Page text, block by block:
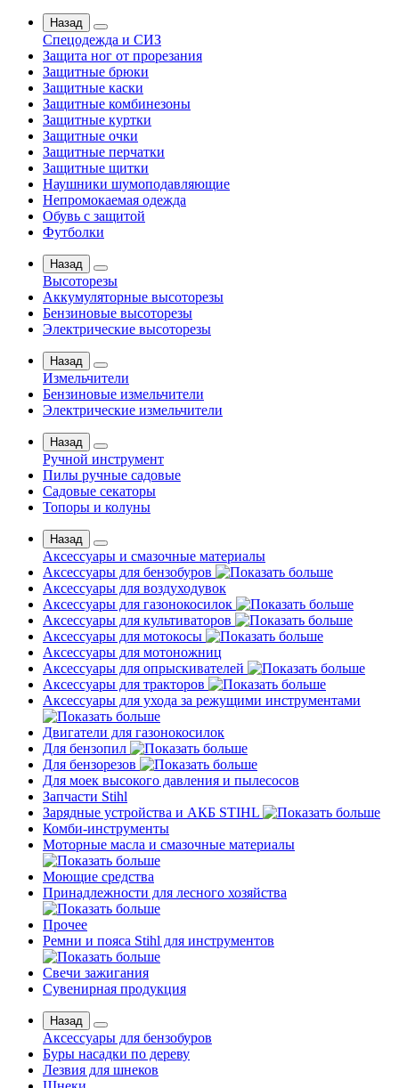
Назад
Спецодежда и СИЗ
Защита ног от прорезания
Защитные брюки
Защитные каски
Защитные комбинезоны
Защитные куртки
Защитные очки
Защитные перчатки
Защитные щитки
Наушники шумоподавляющие
Непромокаемая одежда
Обувь с защитой
Футболки
Назад
Высоторезы
Аккумуляторные высоторезы
Бензиновые высоторезы
Электрические высоторезы
Назад
Измельчители
Бензиновые измельчители
Электрические измельчители
Назад
Ручной инструмент
Пилы ручные садовые
Садовые секаторы
Топоры и колуны
Назад
Аксессуары и смазочные материалы
Аксессуары для бензобуров
Аксессуары для воздуходувок
Аксессуары для газонокосилок
Аксессуары для культиваторов
Аксессуары для мотокосы
Аксессуары для мотоножниц
Аксессуары для опрыскивателей
Аксессуары для тракторов
Аксессуары для ухода за режущими инструментами
Двигатели для газонокосилок
Для бензопил
Для бензорезов
Для моек высокого давления и пылесосов
Запчасти Stihl
Зарядные устройства и АКБ STIHL
Комби-инструменты
Моторные масла и смазочные материалы
Моющие средства
Принадлежности для лесного хозяйства
Прочее
Ремни и пояса Stihl для инструментов
Свечи зажигания
Сувенирная продукция
Назад
Аксессуары для бензобуров
Буры насадки по дереву
Лезвия для шнеков